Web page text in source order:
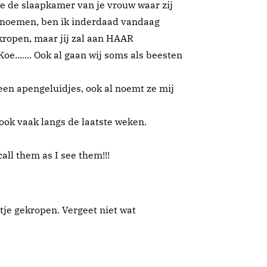
de slaapkamer van je vrouw waar zij
ben ik inderdaad vandaag
maar jij zal aan HAAR
Ook al gaan wij soms als beesten
apengeluidjes, ook al noemt ze mij
vaak langs de laatste weken.
them as I see them!!!
gekropen. Vergeet niet wat